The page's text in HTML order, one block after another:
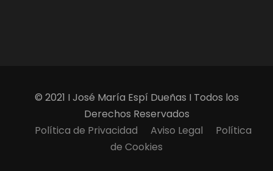
© 2021 I José María Espí Dueñas I Todos los
Derechos Reservados
Política de Privacidad
Aviso Legal
Política
de Cookies